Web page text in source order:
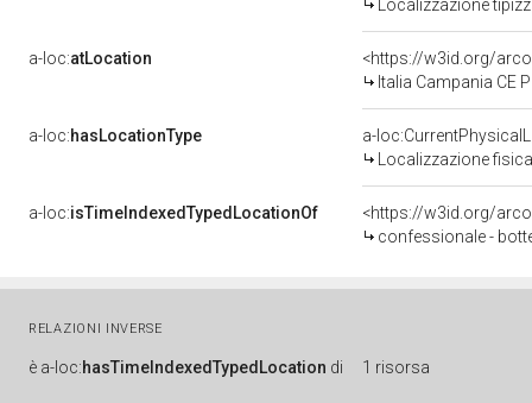
Localizzazione
a-loc:atLocation
<https://w3id.org/
Italia Campania CE
a-loc:hasLocationType
a-
Localizzazione
a-loc:isTimeIndexedTypedLocationOf
<https://w3id.org/
confessionale -
RELAZIONI INVERSE
è a-loc:hasTimeIndexedTypedLocation di 1 risorsa